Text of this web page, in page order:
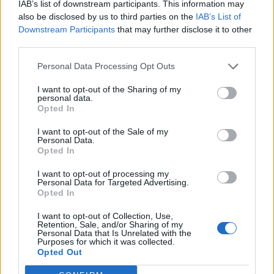
IAB’s list of downstream participants. This information may
also be disclosed by us to third parties on the IAB’s List of
Downstream Participants that may further disclose it to other
Personal Data Processing Opt Outs
I want to opt-out of the Sharing of my
personal data.
Opted In
I want to opt-out of the Sale of my
Personal Data.
Opted In
I want to opt-out of processing my
Personal Data for Targeted Advertising.
Opted In
I want to opt-out of Collection, Use,
Retention, Sale, and/or Sharing of my
Personal Data that Is Unrelated with the
Purposes for which it was collected.
Opted Out
ΤΕΛΕΥΤΑΙΕΣ ΕΙΔΗΣΕΙΣ